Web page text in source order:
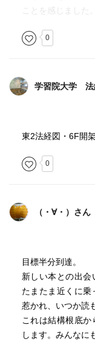
ことを感じました。
0
学習院大学 法
東2法経図・6F開
0
（・∀・）さん
目標半分到達。
新しい本との出
たまたま近くに乗
惹かれ、いつか読
これは結構根底
します。みんなに